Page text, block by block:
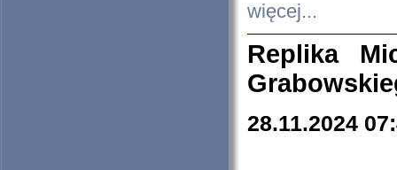
więcej...
Replika
28.11.2024